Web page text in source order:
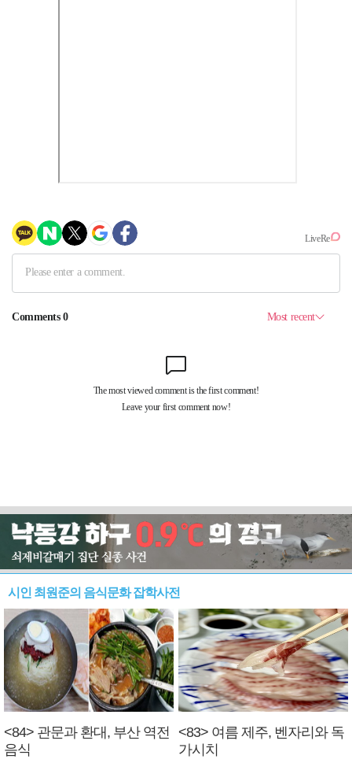
시인 최원준의 음식문화 잡학사전
<84> 관문과 환대, 부산 역전
음식
<83> 여름 제주, 벤자리와 독
가시치